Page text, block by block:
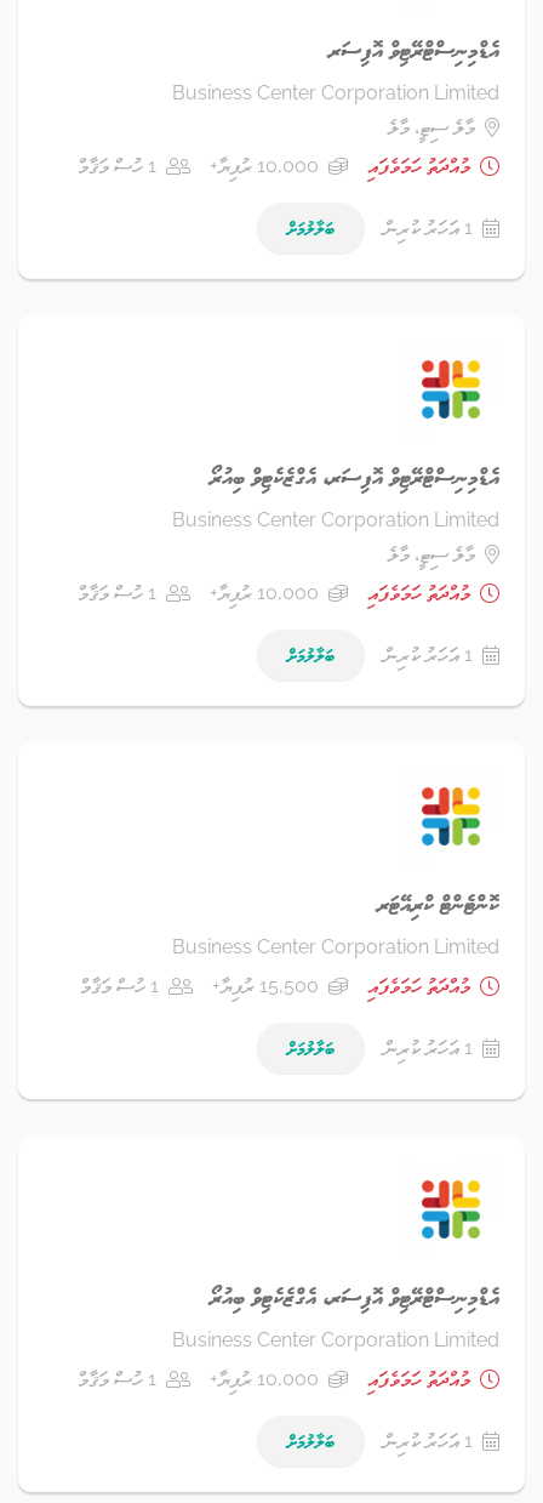
އެޑްމިނިސްޓްރޭޓިވް އޮފިސަރ
Business Center Corporation Limited
މާލެ ސިޓީ، މާލެ
މުއްދަތު ހަމަވެފައި
10,000 ރުފިޔާ+ 1 ހުސް މަޤާމް
1 އަހަރު ކުރިން ބަލާލުމަށް
އެޑްމިނިސްޓްރޭޓިވް އޮފިސަރ، އެގްޒެކެޓިވް ބިއުރޯ
Business Center Corporation Limited
މާލެ ސިޓީ، މާލެ
މުއްދަތު ހަމަވެފައި
10,000 ރުފިޔާ+ 1 ހުސް މަޤާމް
1 އަހަރު ކުރިން ބަލާލުމަށް
ކޮންޓެންޓް ކްރިއޭޓަރ
Business Center Corporation Limited
މުއްދަތު ހަމަވެފައި
15,500 ރުފިޔާ+ 1 ހުސް މަޤާމް
1 އަހަރު ކުރިން ބަލާލުމަށް
އެޑްމިނިސްޓްރޭޓިވް އޮފިސަރ، އެގްޒެކެޓިވް ބިއުރޯ
Business Center Corporation Limited
މުއްދަތު ހަމަވެފައި
10,000 ރުފިޔާ+ 1 ހުސް މަޤާމް
1 އަހަރު ކުރިން ބަލާލުމަށް